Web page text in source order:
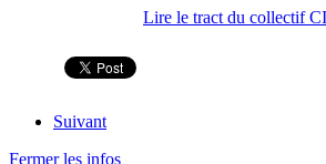
Lire le tract du collectif
Suivant
Fermer les infos